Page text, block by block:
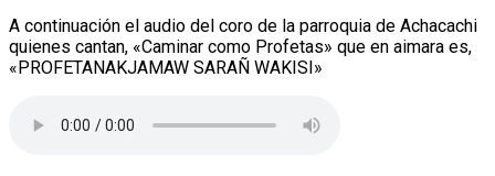
A continuación el audio del coro de la parroquia de Achacachi
quienes cantan, «Caminar como Profetas» que en aimara es,
«PROFETANAKJAMAW SARAÑ WAKISI»